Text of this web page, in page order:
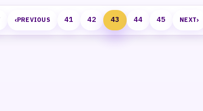
‹PREVIOUS 41 42 43 44 45 NEXT›